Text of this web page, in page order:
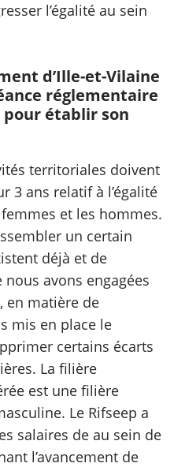
l’égalité au sein
d’Ille-et-Vilaine
réglementaire
pour établir son
territoriales doivent
3 ans relatif à l’égalité
et les hommes.
un certain
déjà et de
avons engagées
en matière de
mis en place le
certains écarts
La filière
est une filière
Le Rifseep a
salaires de au sein de
l’avancement de